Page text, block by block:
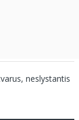
neslystantis